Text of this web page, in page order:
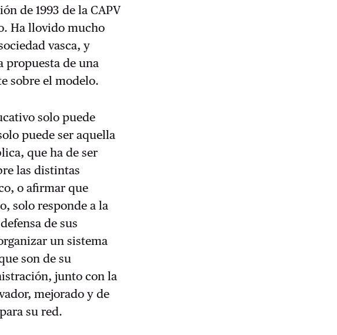
de 1993 de la CAPV
Ha llovido mucho
vasca, y
propuesta de una
sobre el modelo.
solo puede
puede ser aquella
que ha de ser
las distintas
o afirmar que
solo responde a la
de sus
un sistema
son de su
junto con la
mejorado y de
su red.